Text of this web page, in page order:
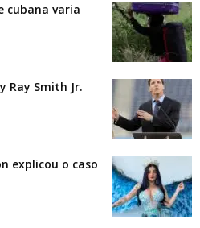
cubana varia
Ray Smith Jr.
explicou o caso